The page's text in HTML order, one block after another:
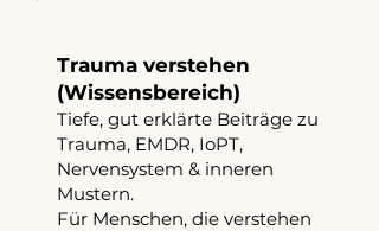
Trauma verstehen
(Wissensbereich)
Tiefe, gut erklärte Beiträge zu
Trauma, EMDR, IoPT,
Nervensystem & inneren
Mustern.
Für Menschen, die verstehen